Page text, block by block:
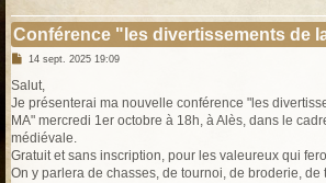
Conférence "les divertissements de
M
s
s
a
g
14 sept. 2025 19:09
Salut,
Je présenterai ma nouvelle conférence "les
MA" mercredi 1er octobre à 18h, à Alès, dans le
médiévale.
Gratuit et sans inscription, pour les valeureux qui
On y parlera de chasses, de tournoi, de broderie, de